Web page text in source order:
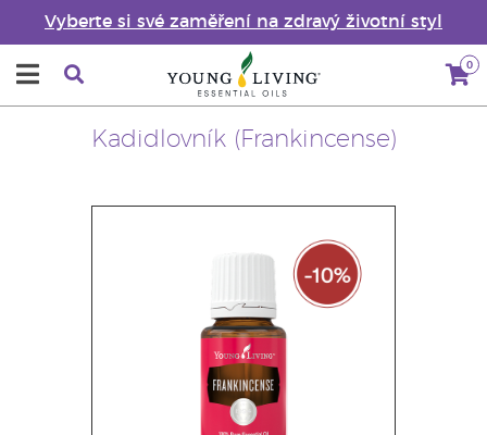
Vyberte si své zaměření na zdravý životní styl
0
Kadidlovník (Frankincense)